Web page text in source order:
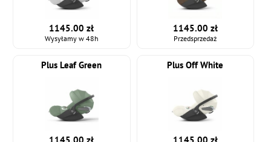
1145.00 zł
Wysyłamy w 48h
1145.00 zł
Przedsprzedaż
Plus Leaf Green Plus Off White